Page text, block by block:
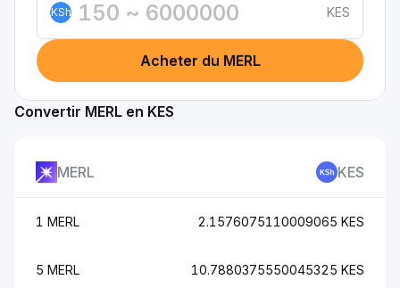
KSh
KES
Acheter du MERL
Convertir MERL en KES
MERL KES
1 MERL 2.1576075110009065 KES
5 MERL 10.7880375550045325 KES